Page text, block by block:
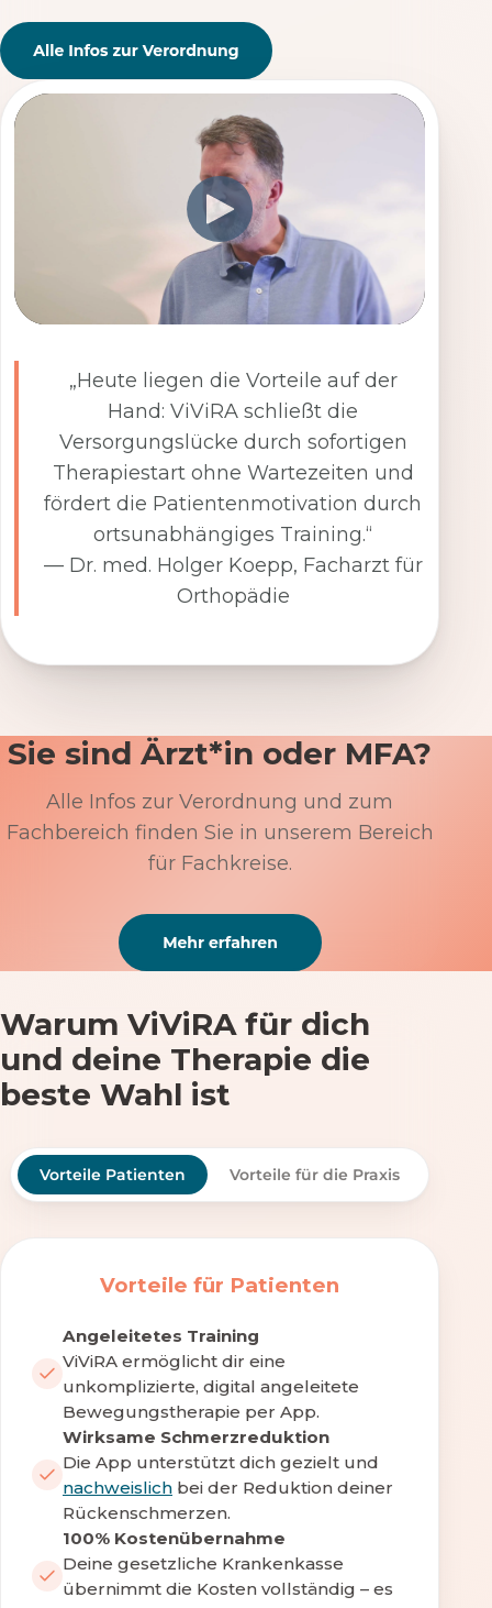
„Heute liegen die Vorteile auf der
Hand: ViViRA schließt die
Versorgungslücke durch sofortigen
Therapiestart ohne Wartezeiten und
fördert die Patientenmotivation durch
ortsunabhängiges Training.“
— Dr. med. Holger Koepp, Facharzt für
Orthopädie
Sie sind Ärzt*in oder MFA?
Alle Infos zur Verordnung und zum
Fachbereich finden Sie in unserem Bereich
für Fachkreise.
Warum ViViRA für dich
und deine Therapie die
beste Wahl ist
Vorteile Patienten Vorteile für die Praxis
Vorteile für Patienten
Angeleitetes Training
ViViRA ermöglicht dir eine
unkomplizierte, digital angeleitete
Bewegungstherapie per App.
Wirksame Schmerzreduktion
Die App unterstützt dich gezielt und
nachweislich bei der Reduktion deiner
Rückenschmerzen.
100% Kostenübernahme
Deine gesetzliche Krankenkasse
übernimmt die Kosten vollständig – es